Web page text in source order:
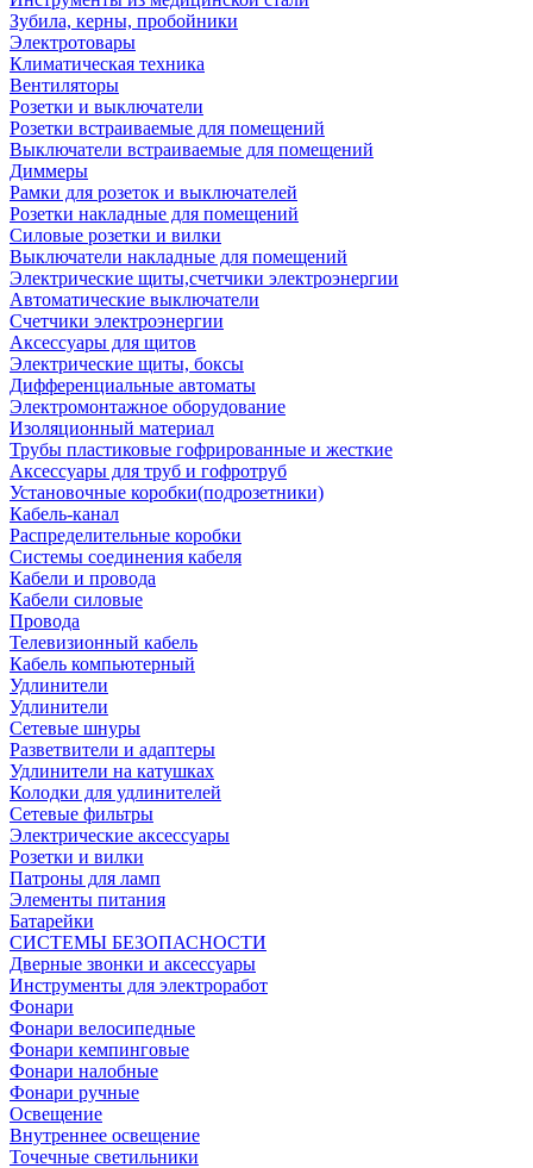
Зубила, керны, пробойники
Электротовары
Климатическая техника
Вентиляторы
Розетки и выключатели
Розетки встраиваемые для помещений
Выключатели встраиваемые для помещений
Диммеры
Рамки для розеток и выключателей
Розетки накладные для помещений
Силовые розетки и вилки
Выключатели накладные для помещений
Электрические щиты,счетчики электроэнергии
Автоматические выключатели
Счетчики электроэнергии
Аксессуары для щитов
Электрические щиты, боксы
Дифференциальные автоматы
Электромонтажное оборудование
Изоляционный материал
Трубы пластиковые гофрированные и жесткие
Аксессуары для труб и гофротруб
Установочные коробки(подрозетники)
Кабель-канал
Распределительные коробки
Системы соединения кабеля
Кабели и провода
Кабели силовые
Провода
Телевизионный кабель
Кабель компьютерный
Удлинители
Удлинители
Сетевые шнуры
Разветвители и адаптеры
Удлинители на катушках
Колодки для удлинителей
Сетевые фильтры
Электрические аксессуары
Розетки и вилки
Патроны для ламп
Элементы питания
Батарейки
СИСТЕМЫ БЕЗОПАСНОСТИ
Дверные звонки и аксессуары
Инструменты для электроработ
Фонари
Фонари велосипедные
Фонари кемпинговые
Фонари налобные
Фонари ручные
Освещение
Внутреннее освещение
Точечные светильники